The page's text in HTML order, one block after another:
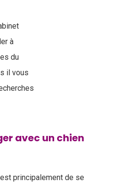
à
du
il vous
avec un chien
principalement de se